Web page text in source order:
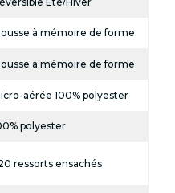
à mémoire de forme
à mémoire de forme
aérée 100% polyester
polyester
ressorts ensachés